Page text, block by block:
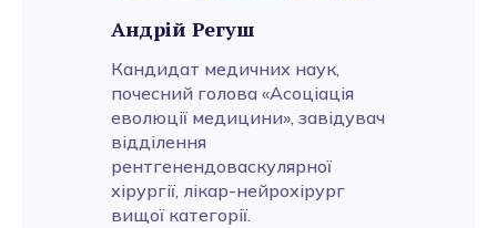
Андрій Регуш
Кандидат медичних наук,
почесний голова «Асоціація
еволюції медицини», завідувач
відділення
рентгенендоваскулярної
хірургії, лікар-нейрохірург
вищої категорії.